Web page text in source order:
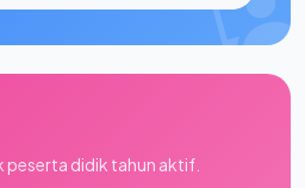
didik tahun aktif.